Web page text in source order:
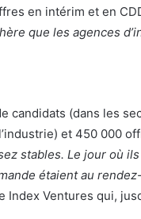
en intérim et en
que les agences
candidats (dans les
et 450 000
stables. Le jour où
étaient au
Index Ventures qui,